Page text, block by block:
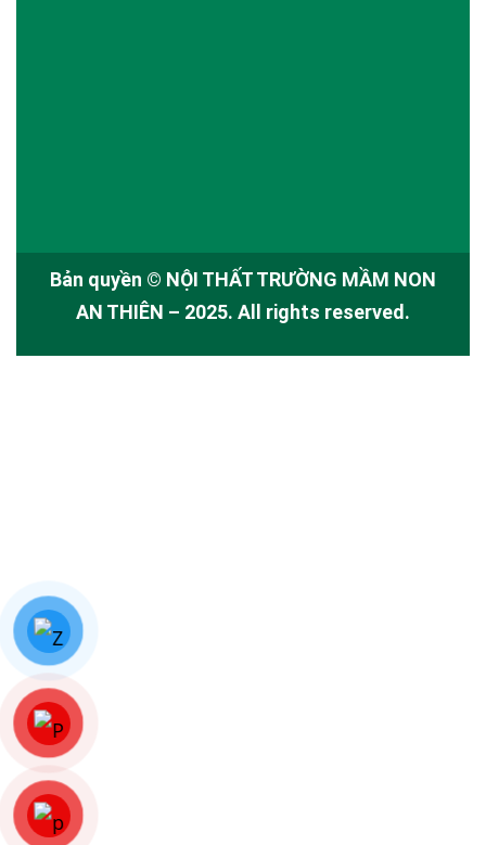
Bản quyền © NỘI THẤT TRƯỜNG MẦM NON
AN THIÊN – 2025. All rights reserved.